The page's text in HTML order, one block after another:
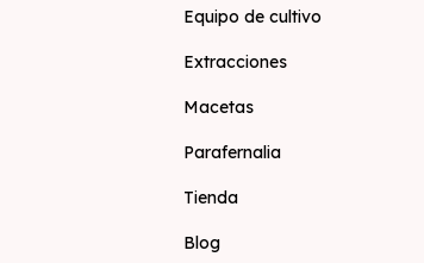
Equipo de cultivo
Extracciones
Macetas
Parafernalia
Tienda
Blog